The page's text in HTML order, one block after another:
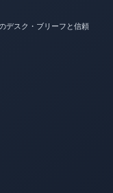
デスク・ブリーフと信頼